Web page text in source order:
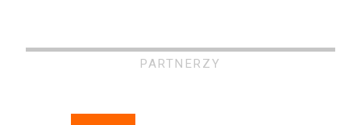
PARTNERZY